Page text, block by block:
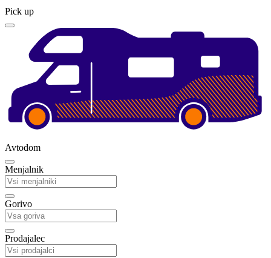
Pick up
Avtodom
Menjalnik
Gorivo
Prodajalec